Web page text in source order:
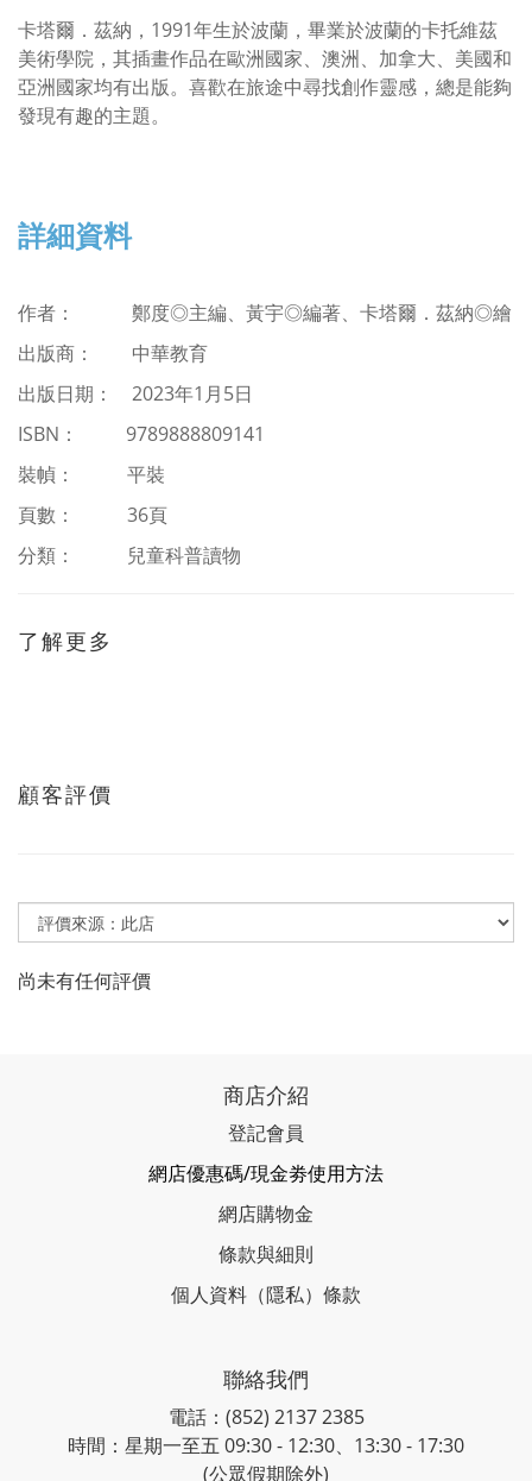
卡塔爾．茲納，1991年生於波蘭，畢業於波蘭的卡托維茲
美術學院，其插畫作品在歐洲國家、澳洲、加拿大、美國和
亞洲國家均有出版。喜歡在旅途中尋找創作靈感，總是能夠
發現有趣的主題。
詳細資料
作者： 鄭度◎主編、 黃宇◎編著、卡塔爾．茲納◎繪
出版商： 中華教育
出版日期： 2023年1月5日
ISBN ：
9789888809141
裝幀： 平裝
頁數： 36頁
分類：
兒童科普讀物
了解更多
顧客評價
尚未有任何評價
商店介紹
登記會員
網店優惠碼/現金劵使用方法
網店購物金
條款與細則
個人資料（隱私）條款
聯絡我們
電話：(852) 2137 2385
時間：星期一至五 09:30 - 12:30、13:30 - 17:30
(公眾假期除外)